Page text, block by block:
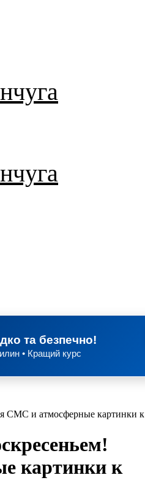
та безпечно!
• Кращий курс
СМС и атмосферные картинки
картинки к